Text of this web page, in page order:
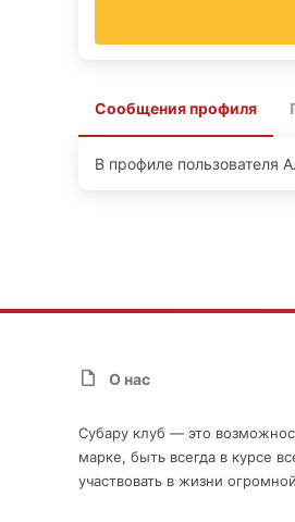
Сообщения профиля
В профиле пользователя
О нас
Субару клуб — это
марке, быть всегда в курсе
участвовать в жизни